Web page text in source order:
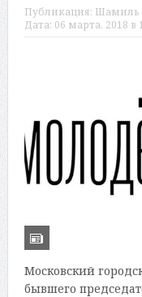
Публикация: Шамиль
Дата: 06 марта, 2018 в
Московский
бывшего